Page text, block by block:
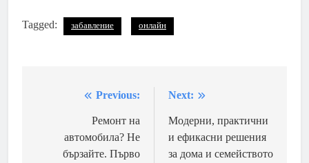
Tagged: забавление онлайн
Навигация
Previous:
Ремонт на
автомобила? Не
бързайте. Първо
Next:
Модерни, практични
и ефикасни решения
за дома и семейството